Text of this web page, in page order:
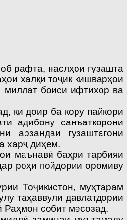
рафта, наслҳои гузашта
халқи тоҷик кишварҳои
миллат боиси ифтихор ва
ки доир ба кору пайкори
адибону санъаткорони
арзандаи гузаштагони
харҷ диҳем.
маънавӣ баҳри тарбияи
роҳи пойдории оромиву
Тоҷикистон, муҳтарам
таҳаввули давлатдории
собит месозад.